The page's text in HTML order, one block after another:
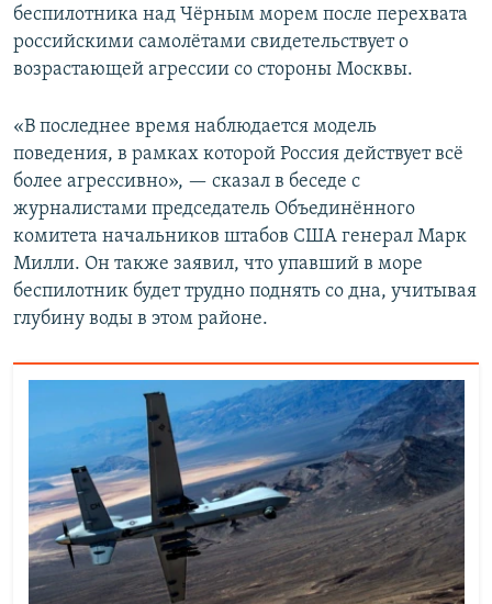
беспилотника над Чёрным морем после перехвата
российскими самолётами свидетельствует о
возрастающей агрессии со стороны Москвы.
«В последнее время наблюдается модель
поведения, в рамках которой Россия действует всё
более агрессивно», — сказал в беседе с
журналистами председатель Объединённого
комитета начальников штабов США генерал Марк
Милли. Он также заявил, что упавший в море
беспилотник будет трудно поднять со дна, учитывая
глубину воды в этом районе.